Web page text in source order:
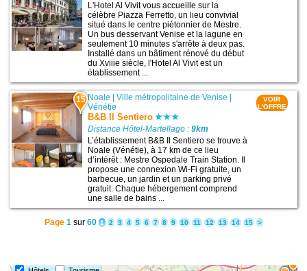
L'Hotel Al Vivit vous accueille sur la
célèbre Piazza Ferretto, un lieu convivial
situé dans le centre piétonnier de Mestre.
Un bus desservant Venise et la lagune en
seulement 10 minutes s'arrête à deux pas.
Installé dans un bâtiment rénové du début
du Xviiie siècle, l'Hotel Al Vivit est un
établissement ...
15 Noale |Ville métropolitaine de Venise
Vénétie
B&B Il Sentiero
Distance Hôtel-Martellago :9km
L’établissement B&B Il Sentiero se trouve à
Noale (Vénétie), à 17 km de ce lieu
d’intérêt : Mestre Ospedale Train Station. Il
propose une connexion Wi-Fi gratuite, un
barbecue, un jardin et un parking privé
gratuit. Chaque hébergement comprend
une salle de bains ...
VOIR
L'OFFRE
Page 1sur 60 1 2 3 4 5 6 7 8 9 10 11 12 13 14 15 >